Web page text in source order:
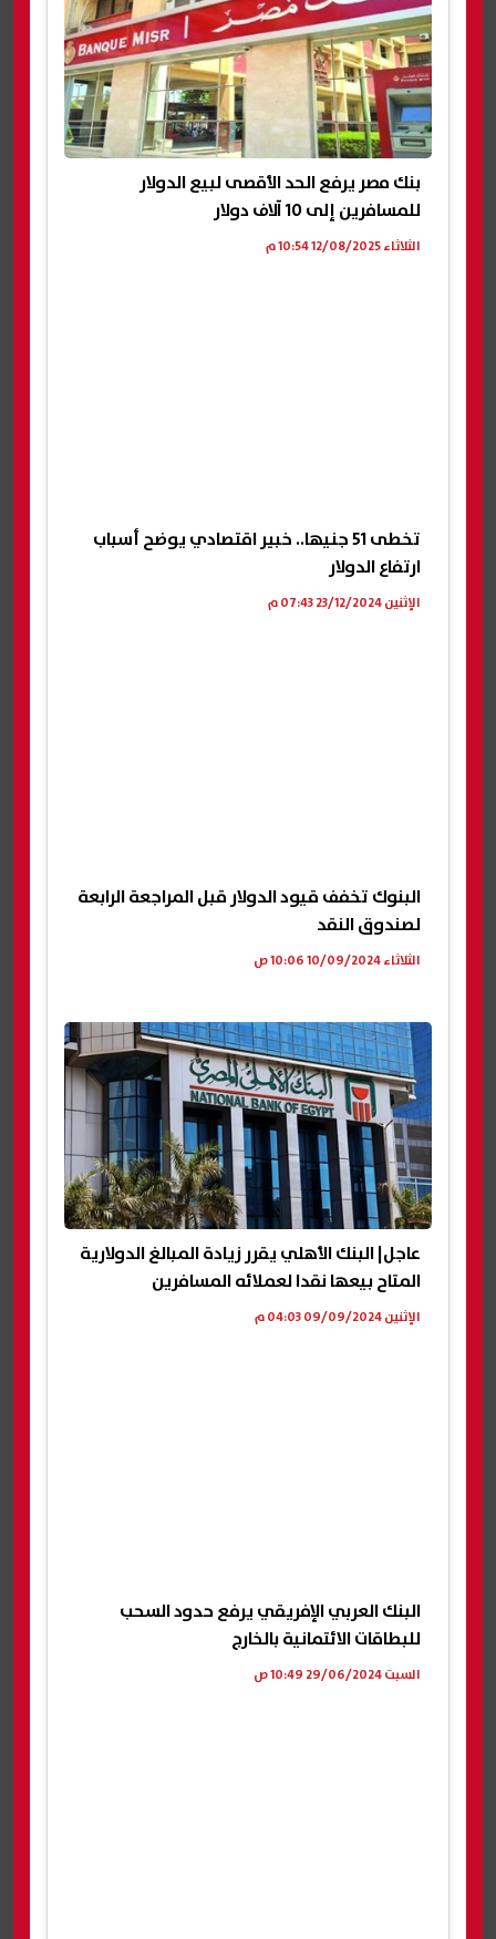
بنك مصر يرفع الحد الأقصى لبيع الدولار
للمسافرين إلى 10 آلاف دولار
الثلاثاء 12/08/2025 10:54 م
تخطى 51 جنيها.. خبير اقتصادي يوضح أسباب
ارتفاع الدولار
الإثنين 23/12/2024 07:43 م
البنوك تخفف قيود الدولار قبل المراجعة الرابعة
لصندوق النقد
الثلاثاء 10/09/2024 10:06 ص
عاجل| البنك الأهلي يقرر زيادة المبالغ الدولارية
المتاح بيعها نقدا لعملائه المسافرين
الإثنين 09/09/2024 04:03 م
البنك العربي الإفريقي يرفع حدود السحب
للبطاقات الائتمانية بالخارج
السبت 29/06/2024 10:49 ص